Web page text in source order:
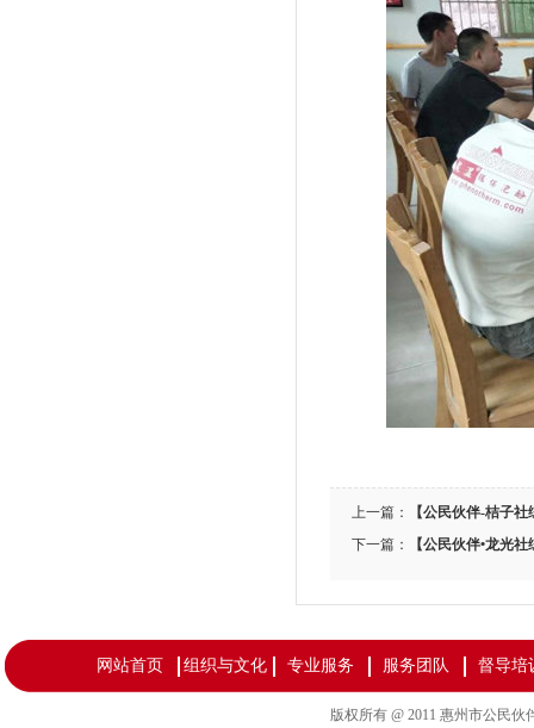
上一篇：
【公民伙伴-桔子
下一篇：
【公民伙伴•龙光
网站首页 组织与文化 专业服务 服务团队 督导培
版权所有 @ 2011 惠州市公民